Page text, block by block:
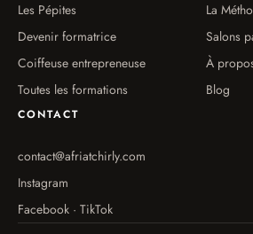
Les Pépites
Devenir formatrice
Coiffeuse entrepreneuse
Toutes les formations
La
Salons
À
Blog
CONTACT
contact@afriatchirly.com
Instagram
Facebook · TikTok